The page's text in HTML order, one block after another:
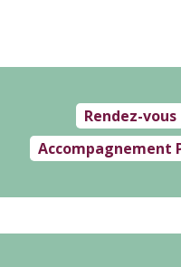
Rendez-vous
Accompagnement